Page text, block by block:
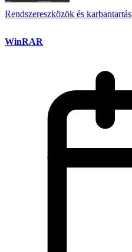
Rendszereszközök és karbantartás
WinRAR